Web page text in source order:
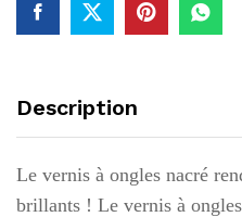
Description
Le vernis à ongles nacré
brillants ! Le vernis à